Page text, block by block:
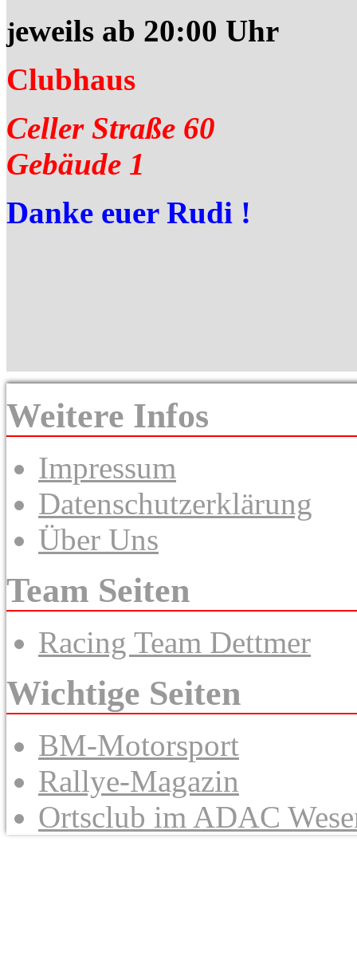
jeweils ab 20:00 Uhr
Clubhaus
Celler Straße 60
Gebäude 1
Danke euer Rudi !
Weitere Infos
Impressum
Datenschutzerklärung
Über Uns
Team Seiten
Racing Team Dettmer
Wichtige Seiten
BM-Motorsport
Rallye-Magazin
Ortsclub im ADAC